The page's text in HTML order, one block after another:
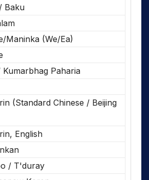
Baku
Maninka (We/Ea)
Paharia
(Standard Chinese / Beijing
English
/ T'duray